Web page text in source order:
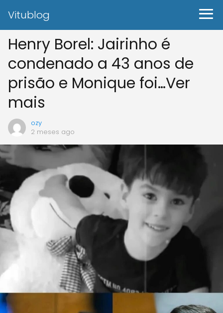
Vitublog
Henry Borel: Jairinho é
condenado a 43 anos de
prisão e Monique foi…Ver
mais
ozy
2 meses ago